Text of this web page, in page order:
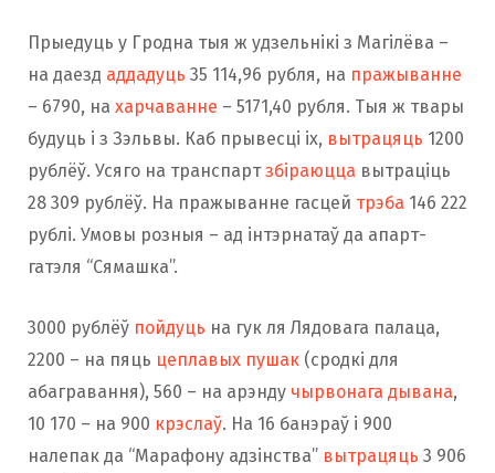
Прыедуць у Гродна тыя ж удзельнікі з Магілёва –
на даезд аддадуць 35 114,96 рубля, на пражыванне
– 6790, на харчаванне – 5171,40 рубля. Тыя ж твары
будуць і з Зэльвы. Каб прывесці іх, вытрацяць 1200
рублёў. Усяго на транспартзбіраюцца вытраціць
28 309 рублёў. На пражыванне гасцей трэба 146 222
рублі. Умовы розныя – ад інтэрнатаў да апарт-
гатэля “Сямашка”.
3000 рублёў пойдуць на гук ля Лядовага палаца,
2200 – на пяць цеплавых пушак (сродкі для
абагравання), 560 – на арэнду чырвонага дывана,
10 170 – на 900 крэслаў. На 16 банэраў і 900
налепак да “Марафону адзінства” вытрацяць 3 906